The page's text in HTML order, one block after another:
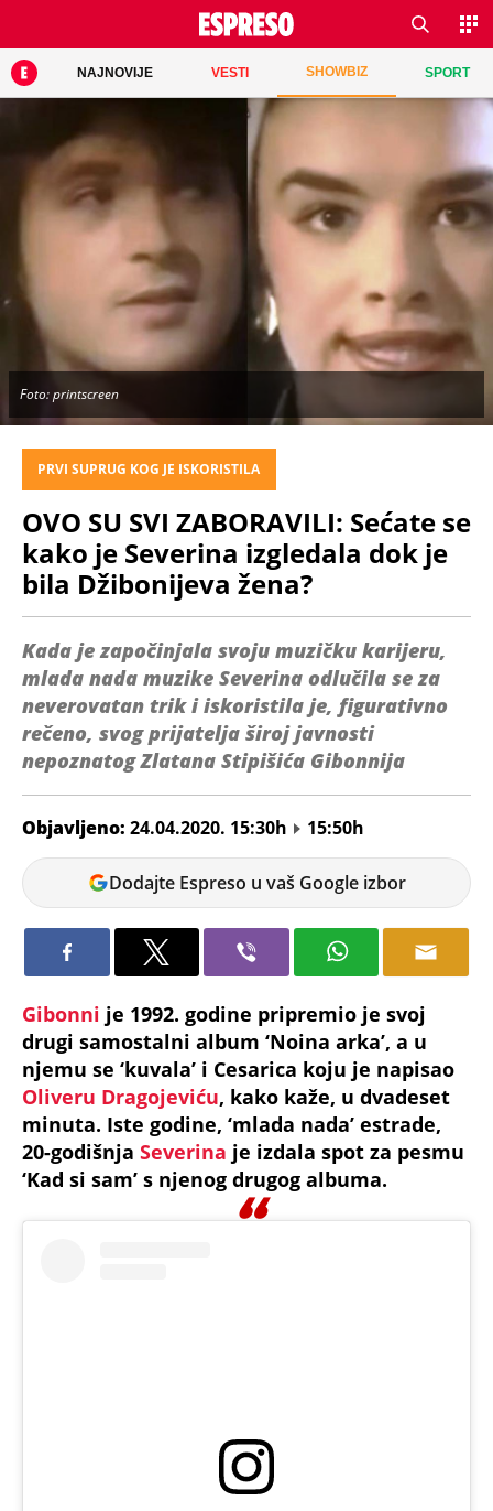
NAJNOVIJE VESTI SHOWBIZ SPORT
Foto: printscreen
PRVI SUPRUG KOG JE ISKORISTILA
OVO SU SVI ZABORAVILI: Sećate se
kako je Severina izgledala dok je
bila Džibonijeva žena?
Kada je započinjala svoju muzičku karijeru,
mlada nada muzike Severina odlučila se za
neverovatan trik i iskoristila je, figurativno
rečeno, svog prijatelja široj javnosti
nepoznatog Zlatana Stipišića Gibonnija
Objavljeno: 24.04.2020. 15:30h
15:50h
Jelena
Janjic
Dodajte Espreso u vaš Google izbor
Gibonni je 1992. godine pripremio je svoj
drugi samostalni album ‘Noina arka’, a u
njemu se ‘kuvala’ i Cesarica koju je napisao
Oliveru Dragojeviću, kako kaže, u dvadeset
minuta. Iste godine, ‘mlada nada’ estrade,
20-godišnja Severina je izdala spot za pesmu
‘Kad si sam’ s njenog drugog albuma.